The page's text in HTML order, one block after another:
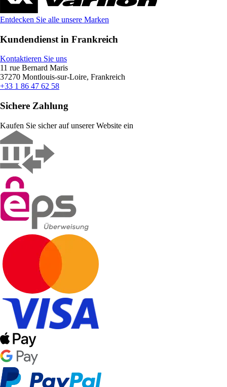
Entdecken Sie alle unsere Marken
Kundendienst in Frankreich
Kontaktieren Sie uns
11 rue Bernard Maris
37270 Montlouis-sur-Loire, Frankreich
+33 1 86 47 62 58
Sichere Zahlung
Kaufen Sie sicher auf unserer Website ein